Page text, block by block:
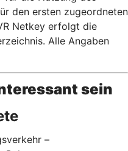
den ersten zugeordneten
Netkey erfolgt die
Alle Angaben
sein
–